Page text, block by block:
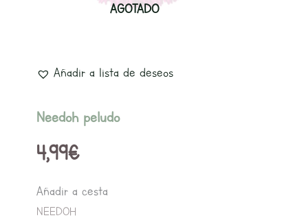
AGOTADO
Añadir a lista de deseos
Needoh peludo
4,99€
Añadir a cesta
NEEDOH